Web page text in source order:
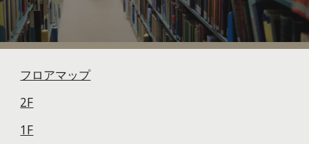
フロアマップ
2F
1F